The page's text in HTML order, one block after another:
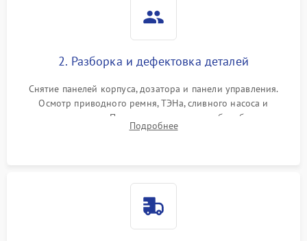
2. Разборка и дефектовка деталей
Снятие панелей корпуса, дозатора и панели управления.
Осмотр приводного ремня, ТЭНа, сливного насоса и
амортизаторов. Проверка подшипников барабана и
крестовины на износ, а манжеты люка на разрывы.
Подробнее